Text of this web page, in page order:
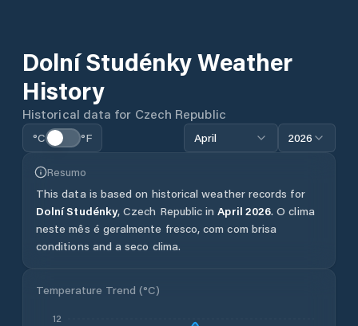
Dolní StudénkyWeather
History
Historical data for Czech Republic
°C °F April 2026
Resumo
This data is based on historical weather records for
Dolní Studénky, Czech Republic in April 2026.O clima
neste mês é geralmente fresco, com com brisa
conditions and a seco clima.
Temperature Trend (°C)
12